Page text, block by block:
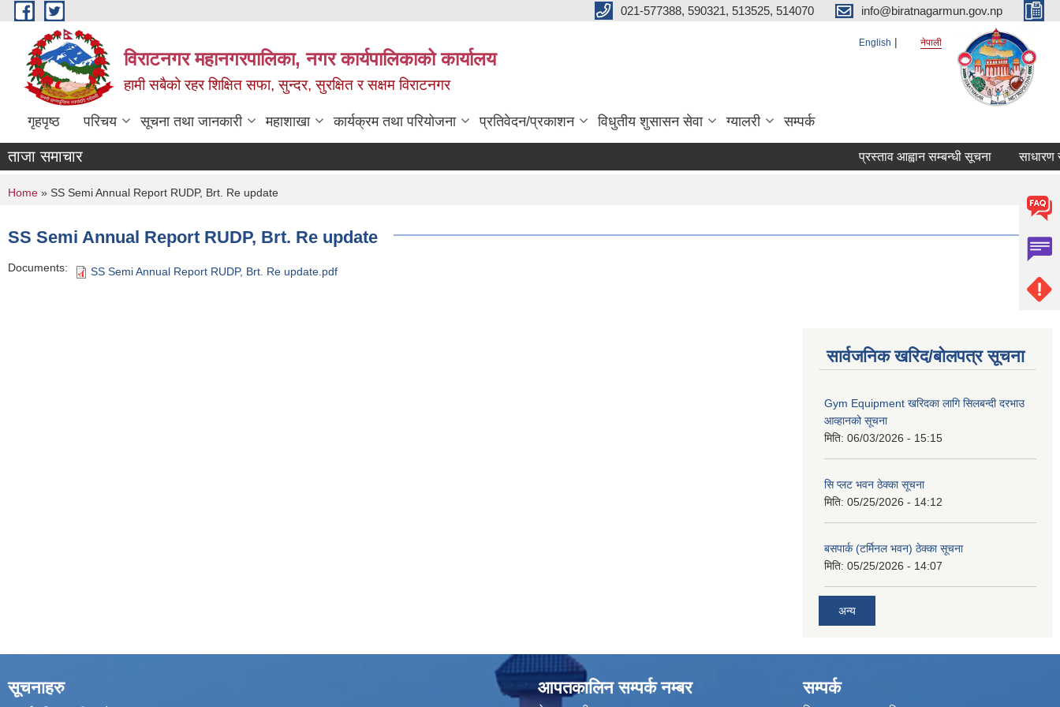
Skip to main content 021-577388, 590321, 513525, 514070 info@biratnagarmun.gov.np
विराटनगर महानगरपालिका, नगर कार्यपालिकाको कार्यालय
हामी सबैको रहर शिक्षित सफा, सुन्दर, सुरक्षित र सक्षम विराटनगर
English नेपाली
गृहपृष्ठ परिचय सूचना तथा जानकारी महाशाखा कार्यक्रम तथा परियोजना प्रतिवेदन/प्रकाशन विधुतीय शुसासन सेवा ग्यालरी सम्पर्क
ताजा समाचार प्रस्ताव आह्वान सम्बन्धी सूचना साधारण
You are here
Home » SS Semi Annual Report RUDP, Brt. Re update
SS Semi Annual Report RUDP, Brt. Re update
Documents: SS Semi Annual Report RUDP, Brt. Re update.pdf
सार्वजनिक खरिद/बोलपत्र सूचना
Gym Equipment खरिदका लागि सिलबन्दी दरभाउ
आव्हानको सूचना
मिति: 06/03/2026 - 15:15
सि प्लट भवन ठेक्का सूचना
मिति: 05/25/2026 - 14:12
बसपार्क (टर्मिनल भवन) ठेक्का सूचना
मिति: 05/25/2026 - 14:07
अन्य
सूचनाहरु आपतकालिन सम्पर्क नम्बर सम्पर्क